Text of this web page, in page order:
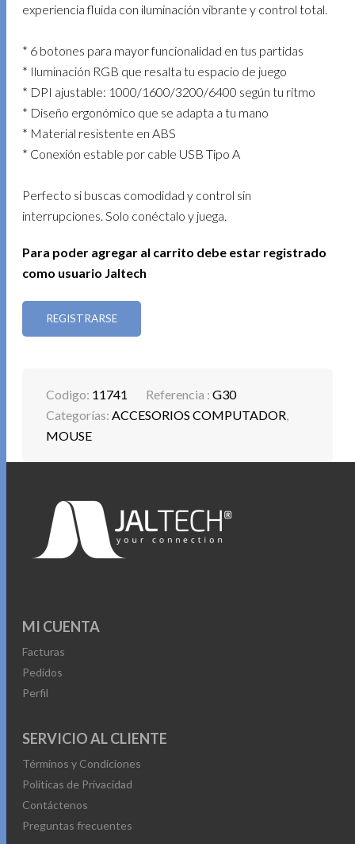
experiencia fluida con iluminación vibrante y control total.
* 6 botones para mayor funcionalidad en tus partidas
* Iluminación RGB que resalta tu espacio de juego
* DPI ajustable: 1000/1600/3200/6400 según tu ritmo
* Diseño ergonómico que se adapta a tu mano
* Material resistente en ABS
* Conexión estable por cable USB Tipo A
Perfecto si buscas comodidad y control sin
interrupciones. Solo conéctalo y juega.
Para poder agregar al carrito debe estar registrado
como usuario Jaltech
REGISTRARSE
Codigo: 11741 Referencia :G30
Categorías:ACCESORIOS COMPUTADOR,
MOUSE
MI CUENTA
Facturas
Pedidos
Perfil
SERVICIO AL CLIENTE
Términos y Condiciones
Políticas de Privacidad
Contáctenos
Preguntas frecuentes